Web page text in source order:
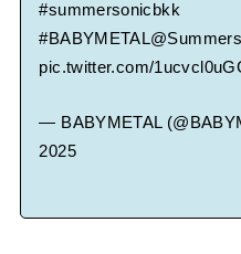
#summersonicbkk
#BABYMETAL
pic.twitter.com/
— BABYMETAL
2025